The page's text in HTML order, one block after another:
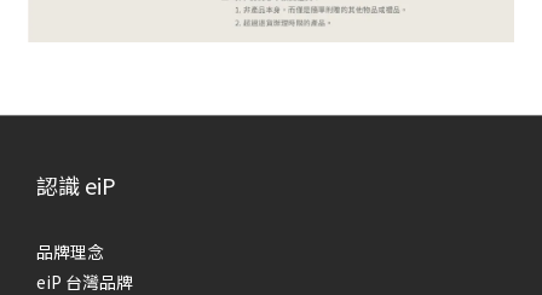
認識 eiP
品牌理念
eiP 台灣品牌